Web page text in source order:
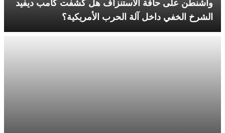
واشنطن على حافة الاستنزاف هل كشفت كامب ديفيد
الشرخ الخفي داخل آلة الحرب الأمريكية؟